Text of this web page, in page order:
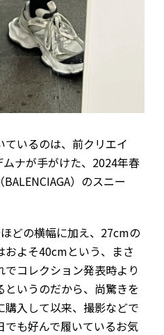
いるのは、前クリエイ
ナが手がけた、2024年春
）のスニー
どの横幅に加え、27cmの
およそ40cmという、まさ
コレクション発表時より
いうのだから、尚驚きを
入して以来、撮影などで
も好んで履いているお気